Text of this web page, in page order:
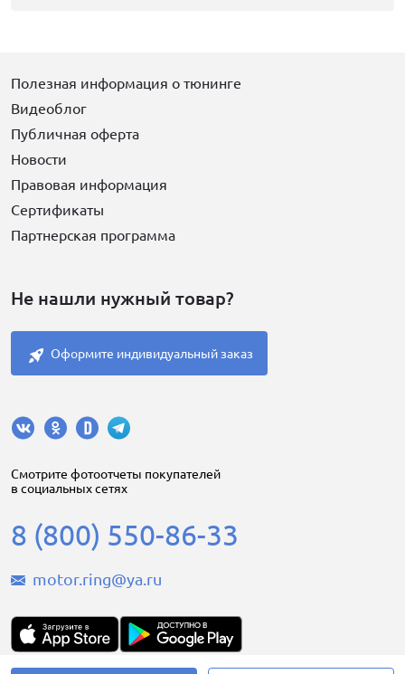
Полезная информация о тюнинге
Видеоблог
Публичная оферта
Новости
Правовая информация
Сертификаты
Партнерская программа
Не нашли нужный товар?
Оформите индивидуальный заказ
Cмотрите фотоотчеты покупателей
в социальных сетях
8 (800) 550-86-33
motor.ring@ya.ru